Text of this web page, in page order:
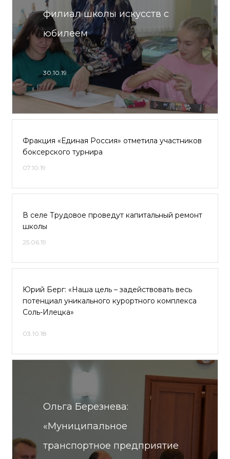
филиал школы искусств с
юбилеем
30.10.19
Фракция «Единая Россия» отметила участников
боксерского турнира
07.10.19
В селе Трудовое проведут капитальный ремонт
школы
25.06.19
Юрий Берг: «Наша цель – задействовать весь
потенциал уникального курортного комплекса
Соль-Илецка»
03.10.18
Ольга Березнева:
«Муниципальное
транспортное предприятие